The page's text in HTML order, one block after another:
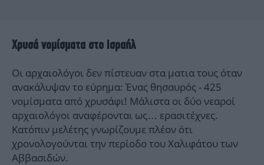
Χρυσά νομίσματα στο Ισραήλ
Οι αρχαιολόγοι δεν πίστευαν στα ματια τους όταν
ανακάλυψαν το εύρημα: Ένας θησαυρός - 425
νομίσματα από χρυσάφι! Μάλιστα οι δύο νεαροί
αρχαιολόγοι αναφέρονται ως… ερασιτέχνες.
Κατόπιν μελέτης γνωρίζουμε πλέον ότι
χρονολογούνται την περίοδο του Χαλιφάτου των
Αββασιδών.